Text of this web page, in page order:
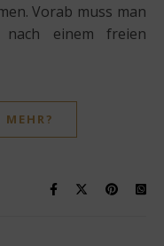
Vorab muss man
nach einem freien
MEHR?